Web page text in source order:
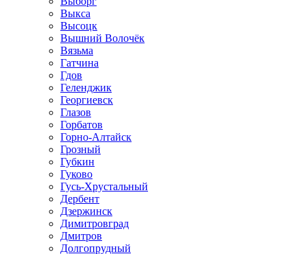
Выкса
Высоцк
Вышний Волочёк
Вязьма
Гатчина
Гдов
Геленджик
Георгиевск
Глазов
Горбатов
Горно-Алтайск
Грозный
Губкин
Гуково
Гусь-Хрустальный
Дербент
Дзержинск
Димитровград
Дмитров
Долгопрудный